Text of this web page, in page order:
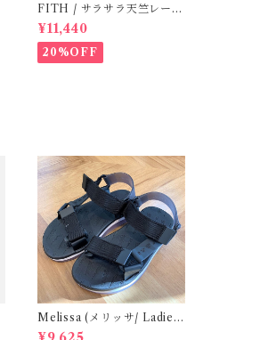
FITH / サラサラ天竺レース
Tシャツ (BL) / 145・155
¥11,440
20%OFF
Melissa (メリッサ/ Ladies)
Papete +Rider / Black